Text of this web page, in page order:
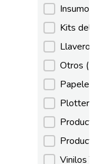
Kits
Otros
Vinilos